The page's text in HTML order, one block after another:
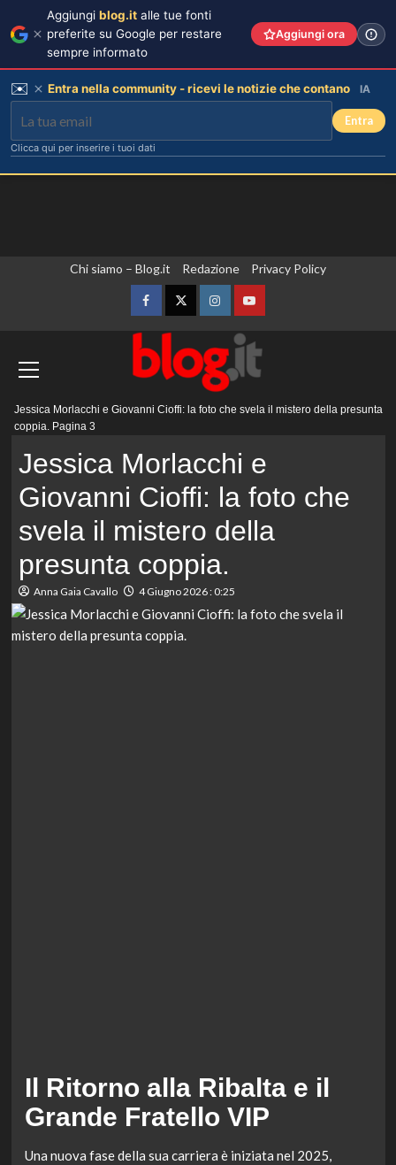
Chi siamo – Blog.it Redazione Privacy Policy
FacebookTwitterInstagramYouTube
principale
Jessica Morlacchi e Giovanni Cioffi: la foto che svela il mistero della presunta
coppia. Pagina 3
Jessica Morlacchi e
Giovanni Cioffi: la foto che
svela il mistero della
presunta coppia.
Anna Gaia Cavallo 4 Giugno 2026 : 0:25
Il Ritorno alla Ribalta e il
Grande Fratello VIP
Una nuova fase della sua carriera è iniziata nel 2025,
Aggiungi blog.it alle tue fonti
preferite su Google per restare
sempre informato
Aggiungi ora
✉️ Entra nella community - ricevi le notizie che contano IA
Entra
Clicca qui per inserire i tuoi dati